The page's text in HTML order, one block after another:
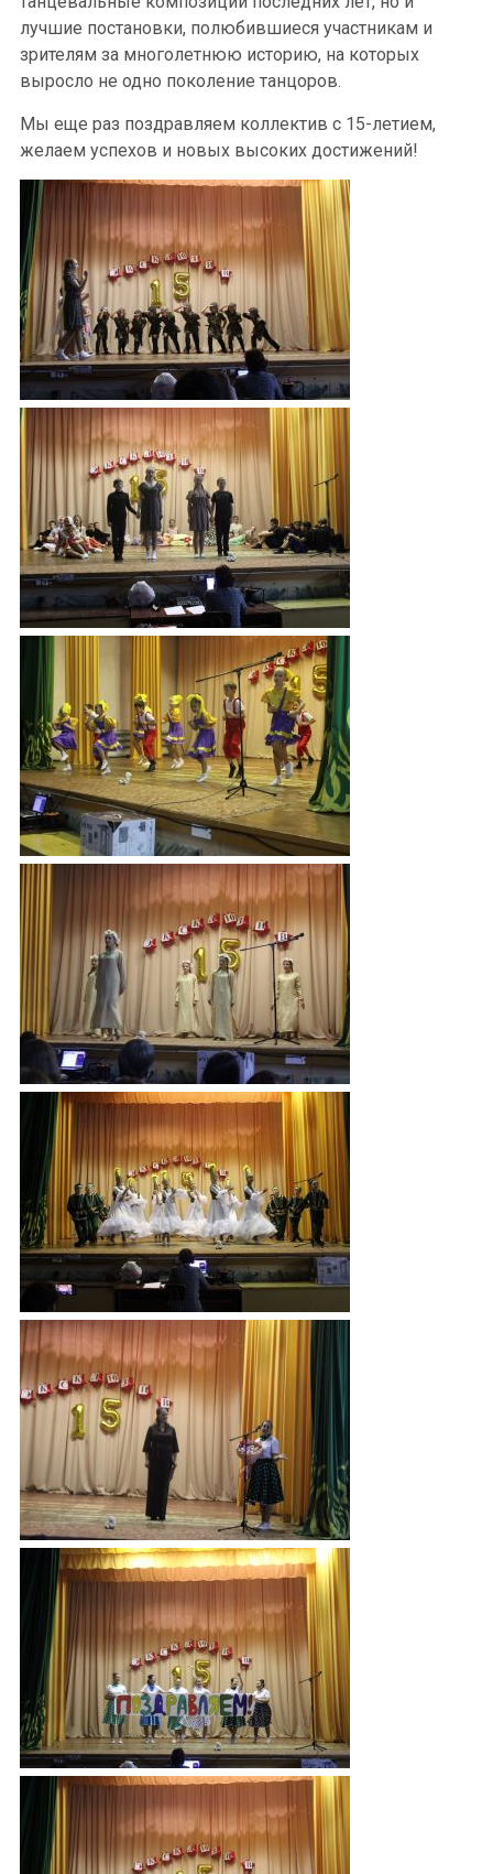
лучшие постановки, полюбившиеся участникам и
зрителям за многолетнюю историю, на которых
выросло не одно поколение танцоров.
Мы еще раз поздравляем коллектив с 15-летием,
желаем успехов и новых высоких достижений!